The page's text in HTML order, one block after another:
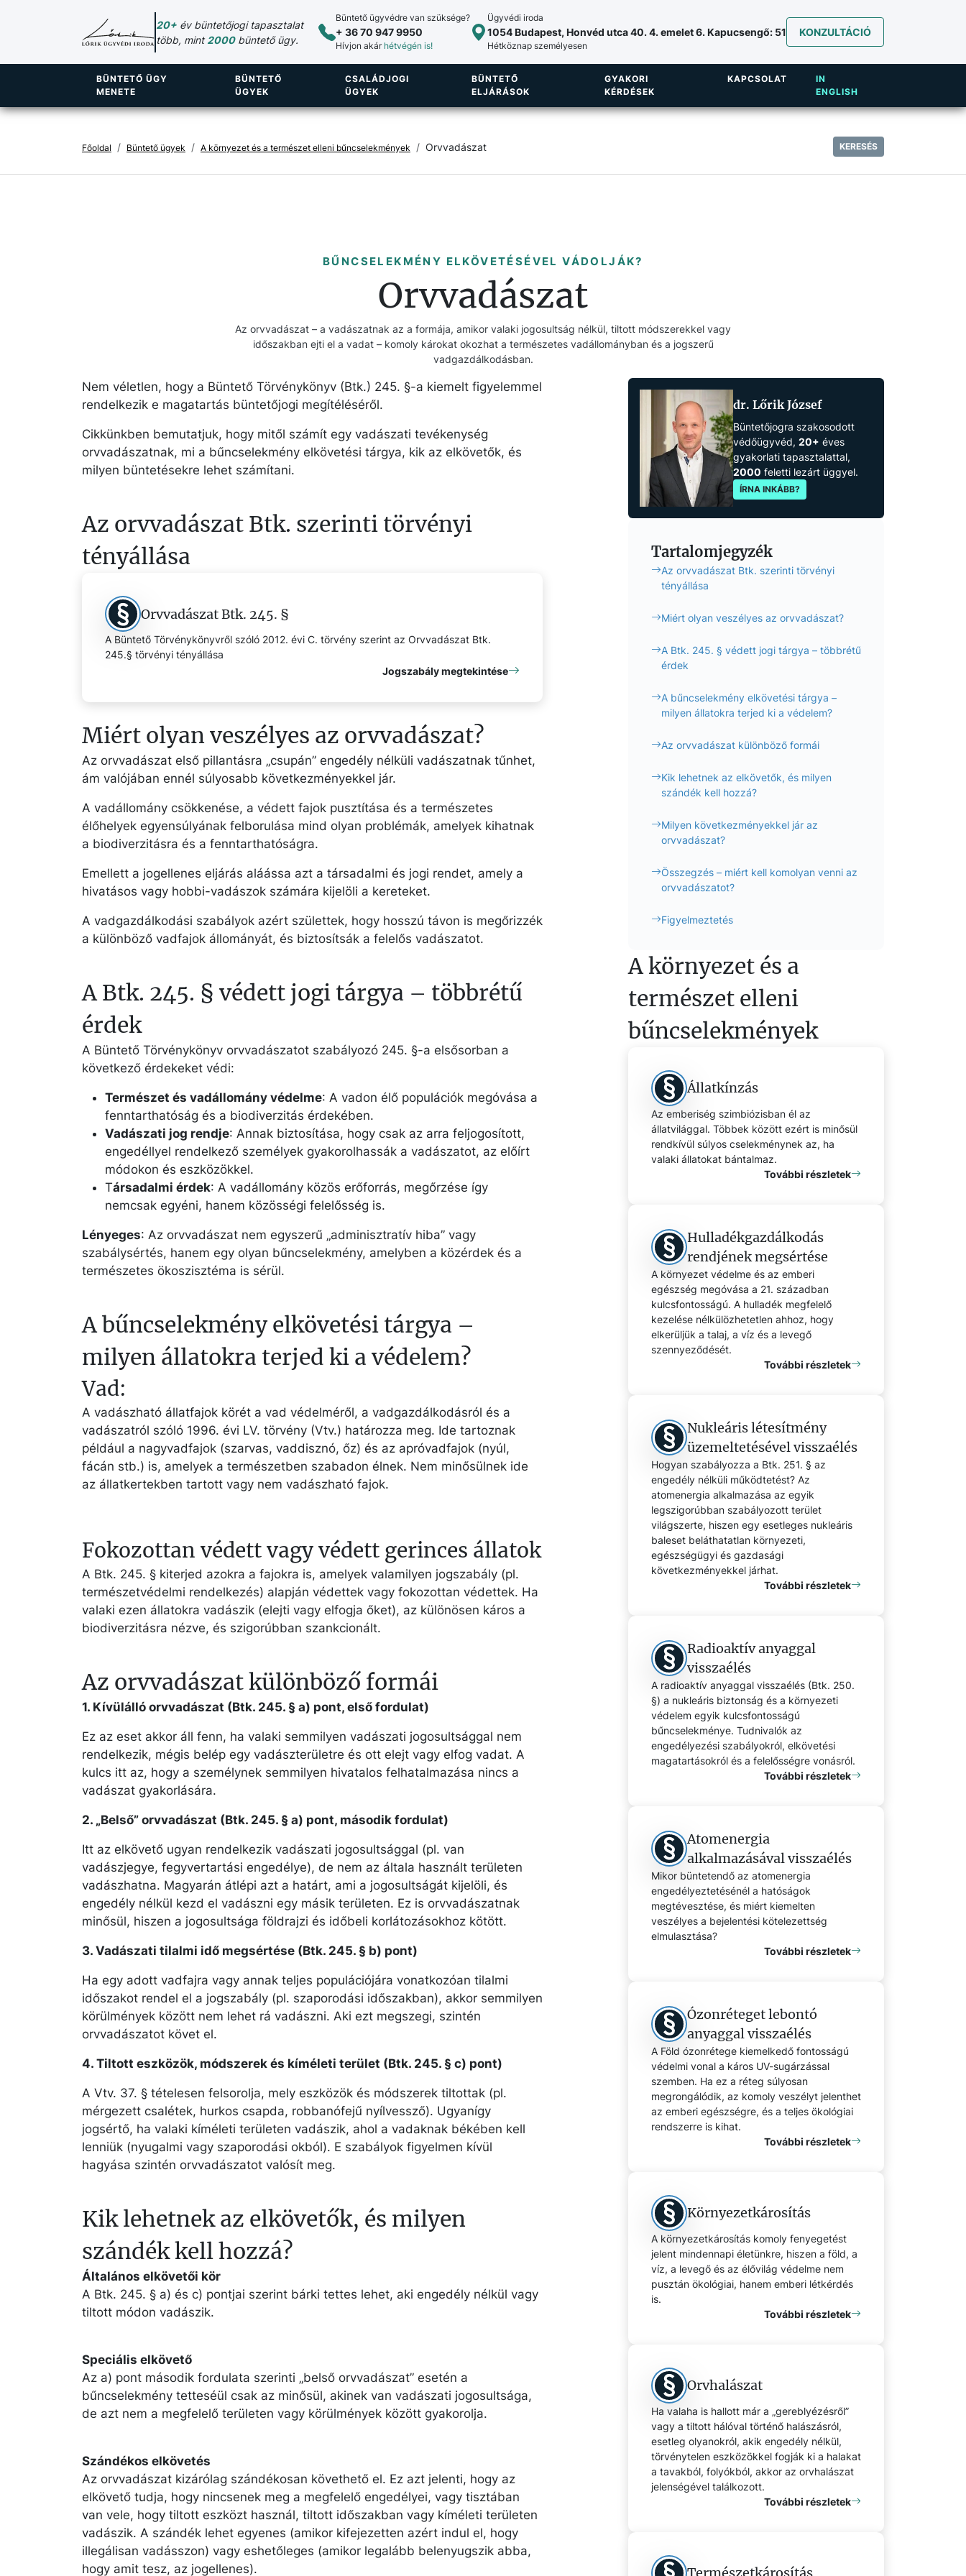
20+ év büntetőjogi tapasztalat
több, mint2000büntető ügy.
Büntető ügyvédre van szüksége?
+ 36 70 947 9950
Hívjon akár hétvégén is!
Ügyvédi iroda
1054 Budapest, Honvéd utca 40. 4. emelet 6. Kapucsengő: 51
Hétköznap személyesen
KONZULTÁCIÓ
IN
ENGLISH
BÜNTETŐ ÜGY
MENETE
BÜNTETŐ
ÜGYEK
CSALÁDJOGI
ÜGYEK
BÜNTETŐ
ELJÁRÁSOK
GYAKORI
KÉRDÉSEK
KAPCSOLAT
Főoldal Büntető ügyek A környezet és a természet elleni bűncselekmények Orvvadászat KERESÉS
BŰNCSELEKMÉNY ELKÖVETÉSÉVEL VÁDOLJÁK?
Orvvadászat
Az orvvadászat – a vadászatnak az a formája, amikor valaki jogosultság nélkül, tiltott módszerekkel vagy
időszakban ejti el a vadat – komoly károkat okozhat a természetes vadállományban és a jogszerű
vadgazdálkodásban.
Nem véletlen, hogy a Büntető Törvénykönyv (Btk.) 245. §-a kiemelt figyelemmel
rendelkezik e magatartás büntetőjogi megítéléséről.
Cikkünkben bemutatjuk, hogy mitől számít egy vadászati tevékenység
orvvadászatnak, mi a bűncselekmény elkövetési tárgya, kik az elkövetők, és
milyen büntetésekre lehet számítani.
Az orvvadászat Btk. szerinti törvényi
tényállása
Orvvadászat Btk. 245. §
A Büntető Törvénykönyvről szóló 2012. évi C. törvény szerint az Orvvadászat Btk.
245.§ törvényi tényállása
Jogszabály megtekintése
Miért olyan veszélyes az orvvadászat?
Az orvvadászat első pillantásra „csupán” engedély nélküli vadászatnak tűnhet,
ám valójában ennél súlyosabb következményekkel jár.
A vadállomány csökkenése, a védett fajok pusztítása és a természetes
élőhelyek egyensúlyának felborulása mind olyan problémák, amelyek kihatnak
a biodiverzitásra és a fenntarthatóságra.
Emellett a jogellenes eljárás aláássa azt a társadalmi és jogi rendet, amely a
hivatásos vagy hobbi-vadászok számára kijelöli a kereteket.
A vadgazdálkodási szabályok azért születtek, hogy hosszú távon is megőrizzék
a különböző vadfajok állományát, és biztosítsák a felelős vadászatot.
A Btk. 245. § védett jogi tárgya – többrétű
érdek
A Büntető Törvénykönyv orvvadászatot szabályozó 245. §-a elsősorban a
következő érdekeket védi:
Természet és vadállomány védelme: A vadon élő populációk megóvása a
fenntarthatóság és a biodiverzitás érdekében.
Vadászati jog rendje: Annak biztosítása, hogy csak az arra feljogosított,
engedéllyel rendelkező személyek gyakorolhassák a vadászatot, az előírt
módokon és eszközökkel.
Társadalmi érdek: A vadállomány közös erőforrás, megőrzése így
nemcsak egyéni, hanem közösségi felelősség is.
Lényeges: Az orvvadászat nem egyszerű „adminisztratív hiba” vagy
szabálysértés, hanem egy olyan bűncselekmény, amelyben a közérdek és a
természetes ökoszisztéma is sérül.
A bűncselekmény elkövetési tárgya –
milyen állatokra terjed ki a védelem?
Vad:
A vadászható állatfajok körét a vad védelméről, a vadgazdálkodásról és a
vadászatról szóló 1996. évi LV. törvény (Vtv.) határozza meg. Ide tartoznak
például a nagyvadfajok (szarvas, vaddisznó, őz) és az apróvadfajok (nyúl,
fácán stb.) is, amelyek a természetben szabadon élnek. Nem minősülnek ide
az állatkertekben tartott vagy nem vadászható fajok.
Fokozottan védett vagy védett gerinces állatok
A Btk. 245. § kiterjed azokra a fajokra is, amelyek valamilyen jogszabály (pl.
természetvédelmi rendelkezés) alapján védettek vagy fokozottan védettek. Ha
valaki ezen állatokra vadászik (elejti vagy elfogja őket), az különösen káros a
biodiverzitásra nézve, és szigorúbban szankcionált.
Az orvvadászat különböző formái
1. Kívülálló orvvadászat (Btk. 245. § a) pont, első fordulat)
Ez az eset akkor áll fenn, ha valaki semmilyen vadászati jogosultsággal nem
rendelkezik, mégis belép egy vadászterületre és ott elejt vagy elfog vadat. A
kulcs itt az, hogy a személynek semmilyen hivatalos felhatalmazása nincs a
vadászat gyakorlására.
2. „Belső” orvvadászat (Btk. 245. § a) pont, második fordulat)
Itt az elkövető ugyan rendelkezik vadászati jogosultsággal (pl. van
vadászjegye, fegyvertartási engedélye), de nem az általa használt területen
vadászhatna. Magyarán átlépi azt a határt, ami a jogosultságát kijelöli, és
engedély nélkül kezd el vadászni egy másik területen. Ez is orvvadászatnak
minősül, hiszen a jogosultsága földrajzi és időbeli korlátozásokhoz kötött.
3. Vadászati tilalmi idő megsértése (Btk. 245. § b) pont)
Ha egy adott vadfajra vagy annak teljes populációjára vonatkozóan tilalmi
időszakot rendel el a jogszabály (pl. szaporodási időszakban), akkor semmilyen
körülmények között nem lehet rá vadászni. Aki ezt megszegi, szintén
orvvadászatot követ el.
4. Tiltott eszközök, módszerek és kíméleti terület (Btk. 245. § c) pont)
A Vtv. 37. § tételesen felsorolja, mely eszközök és módszerek tiltottak (pl.
mérgezett csalétek, hurkos csapda, robbanófejű nyílvessző). Ugyanígy
jogsértő, ha valaki kíméleti területen vadászik, ahol a vadaknak békében kell
lenniük (nyugalmi vagy szaporodási okból). E szabályok figyelmen kívül
hagyása szintén orvvadászatot valósít meg.
Kik lehetnek az elkövetők, és milyen
szándék kell hozzá?
Általános elkövetői kör
A Btk. 245. § a) és c) pontjai szerint bárki tettes lehet, aki engedély nélkül vagy
tiltott módon vadászik.
Speciális elkövető
Az a) pont második fordulata szerinti „belső orvvadászat” esetén a
bűncselekmény tetteséül csak az minősül, akinek van vadászati jogosultsága,
de azt nem a megfelelő területen vagy körülmények között gyakorolja.
Szándékos elkövetés
Az orvvadászat kizárólag szándékosan követhető el. Ez azt jelenti, hogy az
elkövető tudja, hogy nincsenek meg a megfelelő engedélyei, vagy tisztában
van vele, hogy tiltott eszközt használ, tiltott időszakban vagy kíméleti területen
vadászik. A szándék lehet egyenes (amikor kifejezetten azért indul el, hogy
illegálisan vadásszon) vagy eshetőleges (amikor legalább belenyugszik abba,
hogy amit tesz, az jogellenes).
dr. Lőrik József
Büntetőjogra szakosodott
védőügyvéd, 20+ éves
gyakorlati tapasztalattal,
2000 feletti lezárt üggyel.
ÍRNA INKÁBB?
Tartalomjegyzék
Az orvvadászat Btk. szerinti törvényi
tényállása
Miért olyan veszélyes az orvvadászat?
A Btk. 245. § védett jogi tárgya – többrétű
érdek
A bűncselekmény elkövetési tárgya –
milyen állatokra terjed ki a védelem?
Az orvvadászat különböző formái
Kik lehetnek az elkövetők, és milyen
szándék kell hozzá?
Milyen következményekkel jár az
orvvadászat?
Összegzés – miért kell komolyan venni az
orvvadászatot?
Figyelmeztetés
A környezet és a
természet elleni
bűncselekmények
Állatkínzás
Az emberiség szimbiózisban él az
állatvilággal. Többek között ezért is minősül
rendkívül súlyos cselekménynek az, ha
valaki állatokat bántalmaz.
További részletek
Hulladékgazdálkodás
rendjének megsértése
A környezet védelme és az emberi
egészség megóvása a 21. században
kulcsfontosságú. A hulladék megfelelő
kezelése nélkülözhetetlen ahhoz, hogy
elkerüljük a talaj, a víz és a levegő
szennyeződését.
További részletek
Nukleáris létesítmény
üzemeltetésével visszaélés
Hogyan szabályozza a Btk. 251. § az
engedély nélküli működtetést? Az
atomenergia alkalmazása az egyik
legszigorúbban szabályozott terület
világszerte, hiszen egy esetleges nukleáris
baleset beláthatatlan környezeti,
egészségügyi és gazdasági
következményekkel járhat.
További részletek
Radioaktív anyaggal
visszaélés
A radioaktív anyaggal visszaélés (Btk. 250.
§) a nukleáris biztonság és a környezeti
védelem egyik kulcsfontosságú
bűncselekménye. Tudnivalók az
engedélyezési szabályokról, elkövetési
magatartásokról és a felelősségre vonásról.
További részletek
Atomenergia
alkalmazásával visszaélés
Mikor büntetendő az atomenergia
engedélyeztetésénél a hatóságok
megtévesztése, és miért kiemelten
veszélyes a bejelentési kötelezettség
elmulasztása?
További részletek
Ózonréteget lebontó
anyaggal visszaélés
A Föld ózonrétege kiemelkedő fontosságú
védelmi vonal a káros UV-sugárzással
szemben. Ha ez a réteg súlyosan
megrongálódik, az komoly veszélyt jelenthet
az emberi egészségre, és a teljes ökológiai
rendszerre is kihat.
További részletek
Környezetkárosítás
A környezetkárosítás komoly fenyegetést
jelent mindennapi életünkre, hiszen a föld, a
víz, a levegő és az élővilág védelme nem
pusztán ökológiai, hanem emberi létkérdés
is.
További részletek
Orvhalászat
Ha valaha is hallott már a „gereblyézésről”
vagy a tiltott hálóval történő halászásról,
esetleg olyanokról, akik engedély nélkül,
törvénytelen eszközökkel fogják ki a halakat
a tavakból, folyókból, akkor az orvhalászat
jelenségével találkozott.
További részletek